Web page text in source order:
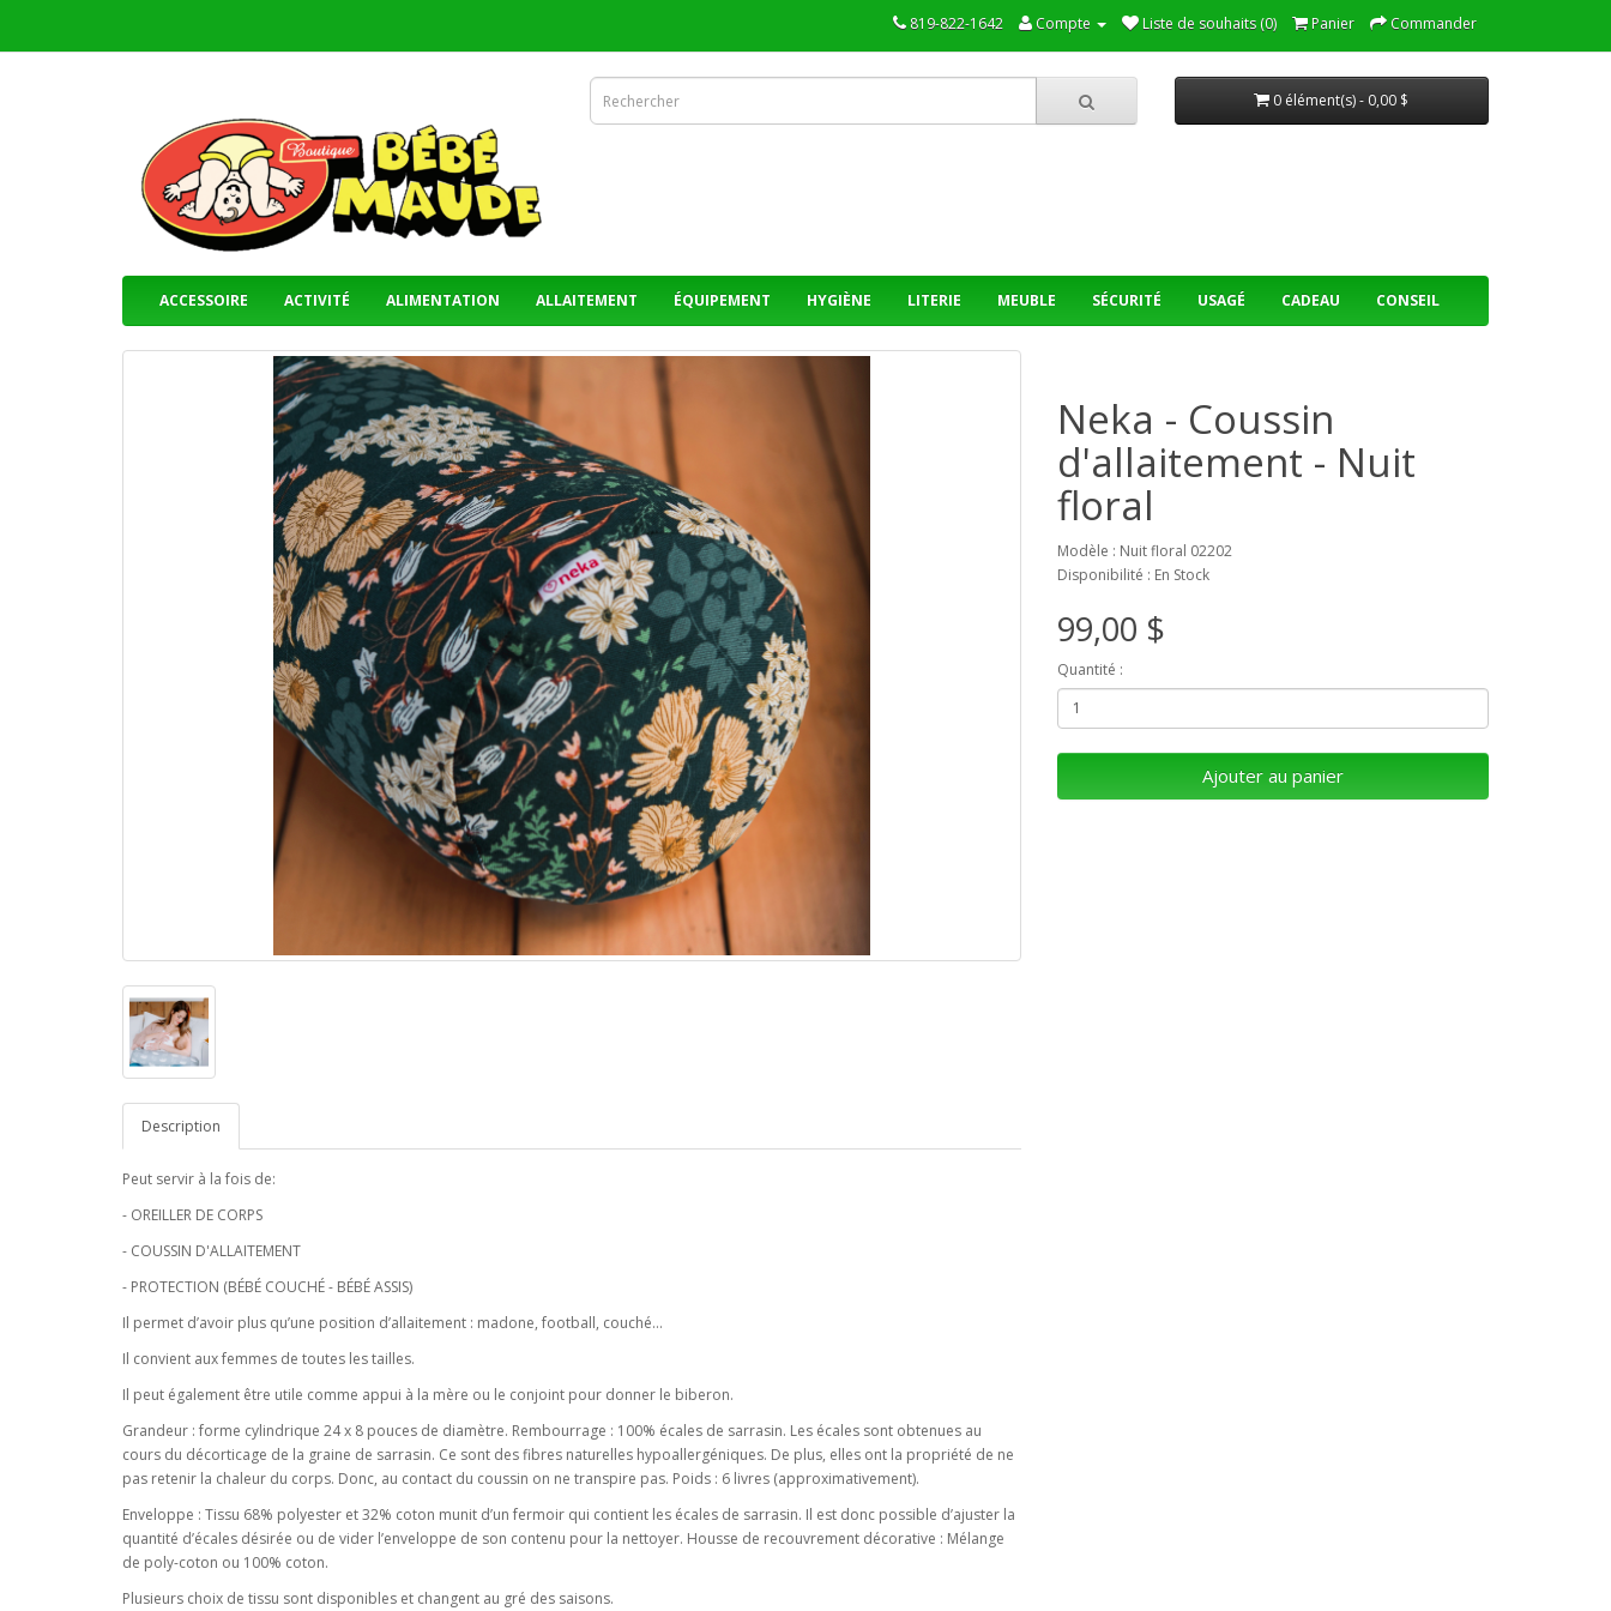
819-822-1642 Compte Liste de souhaits (0) Panier Commander
0 élément(s) - 0,00 $
ACCESSOIRE ACTIVITÉ ALIMENTATION ALLAITEMENT ÉQUIPEMENT HYGIÈNE LITERIE MEUBLE SÉCURITÉ USAGÉ CADEAU CONSEIL
Description
Peut servir à la fois de:
- OREILLER DE CORPS
- COUSSIN D'ALLAITEMENT
- PROTECTION (BÉBÉ COUCHÉ - BÉBÉ ASSIS)
Il permet d’avoir plus qu’une position d’allaitement : madone, football, couché…
Il convient aux femmes de toutes les tailles.
Il peut également être utile comme appui à la mère ou le conjoint pour donner le biberon.
Grandeur : forme cylindrique 24 x 8 pouces de diamètre. Rembourrage : 100% écales de sarrasin. Les écales sont obtenues au
cours du décorticage de la graine de sarrasin. Ce sont des fibres naturelles hypoallergéniques. De plus, elles ont la propriété de ne
pas retenir la chaleur du corps. Donc, au contact du coussin on ne transpire pas. Poids : 6 livres (approximativement).
Enveloppe : Tissu 68% polyester et 32% coton munit d’un fermoir qui contient les écales de sarrasin. Il est donc possible d’ajuster la
quantité d’écales désirée ou de vider l’enveloppe de son contenu pour la nettoyer. Housse de recouvrement décorative : Mélange
de poly-coton ou 100% coton.
Plusieurs choix de tissu sont disponibles et changent au gré des saisons.
Neka - Coussin
d'allaitement - Nuit
floral
Modèle : Nuit floral 02202
Disponibilité : En Stock
99,00 $
Quantité :
Ajouter au panier